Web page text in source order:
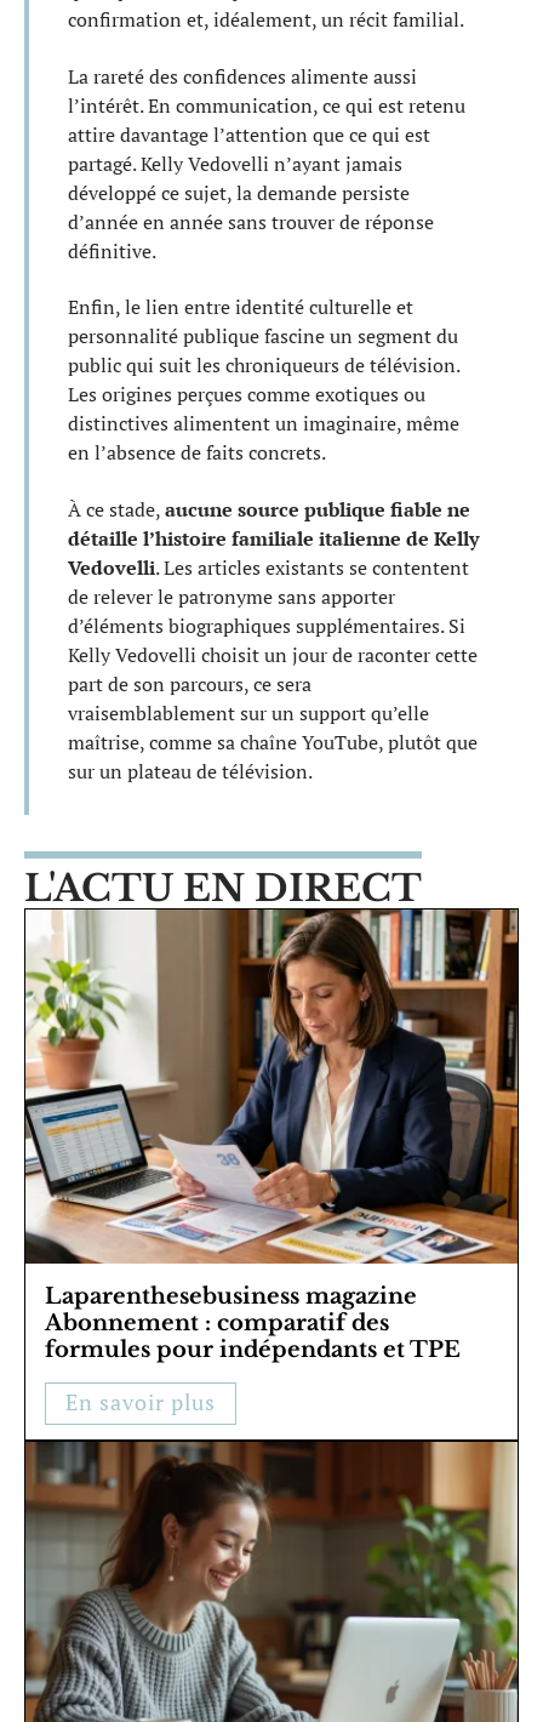
confirmation et, idéalement, un récit familial.
La rareté des confidences alimente aussi
l’intérêt. En communication, ce qui est retenu
attire davantage l’attention que ce qui est
partagé. Kelly Vedovelli n’ayant jamais
développé ce sujet, la demande persiste
d’année en année sans trouver de réponse
définitive.
Enfin, le lien entre identité culturelle et
personnalité publique fascine un segment du
public qui suit les chroniqueurs de télévision.
Les origines perçues comme exotiques ou
distinctives alimentent un imaginaire, même
en l’absence de faits concrets.
À ce stade,aucune source publique fiable ne
détaille l’histoire familiale italienne de Kelly
Vedovelli. Les articles existants se contentent
de relever le patronyme sans apporter
d’éléments biographiques supplémentaires. Si
Kelly Vedovelli choisit un jour de raconter cette
part de son parcours, ce sera
vraisemblablement sur un support qu’elle
maîtrise, comme sa chaîne YouTube, plutôt que
sur un plateau de télévision.
L'ACTU EN DIRECT
Laparenthesebusiness magazine
Abonnement : comparatif des
formules pour indépendants et TPE
En savoir plus